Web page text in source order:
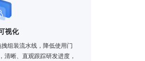
视化
组装流水线，降低使用门
清晰、直观跟踪研发进度，